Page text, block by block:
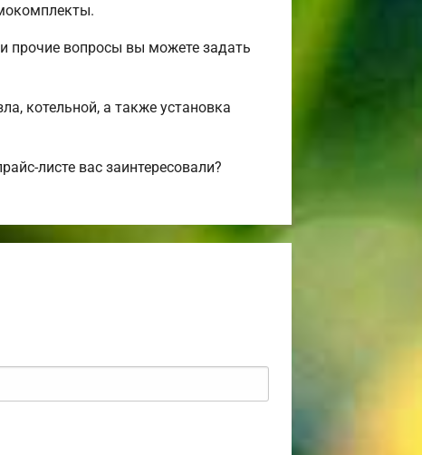
прочие вопросы вы можете задать
котельной, а также установка
листе вас заинтересовали?